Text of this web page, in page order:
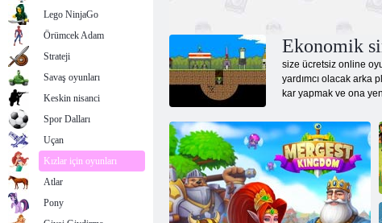
Ekonomik
size ücretsiz online
yardımcı olacak arka
kar yapmak ve ona
Lego NinjaGo
Örümcek Adam
Strateji
Savaş oyunları
Keskin nisanci
Spor Dalları
Uçan
Kızlar için oyunları
Atlar
Pony